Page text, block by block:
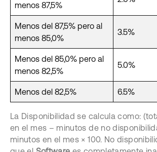
menos 87,5%
Menos del 87,5% pero al
menos 85,0%
3.5%
Menos del 85,0% pero al
menos 82,5%
5.0%
Menos del 82,5% 6.5%
La Disponibilidad se calcula como:
en el mes – minutos de no
minutos en el mes × 100. No